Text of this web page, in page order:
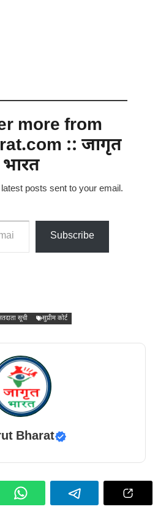
more from
:: जागृत
भारत
posts sent to your email.
Subscribe
सूची सुप्रीम कोर्ट
Bharat